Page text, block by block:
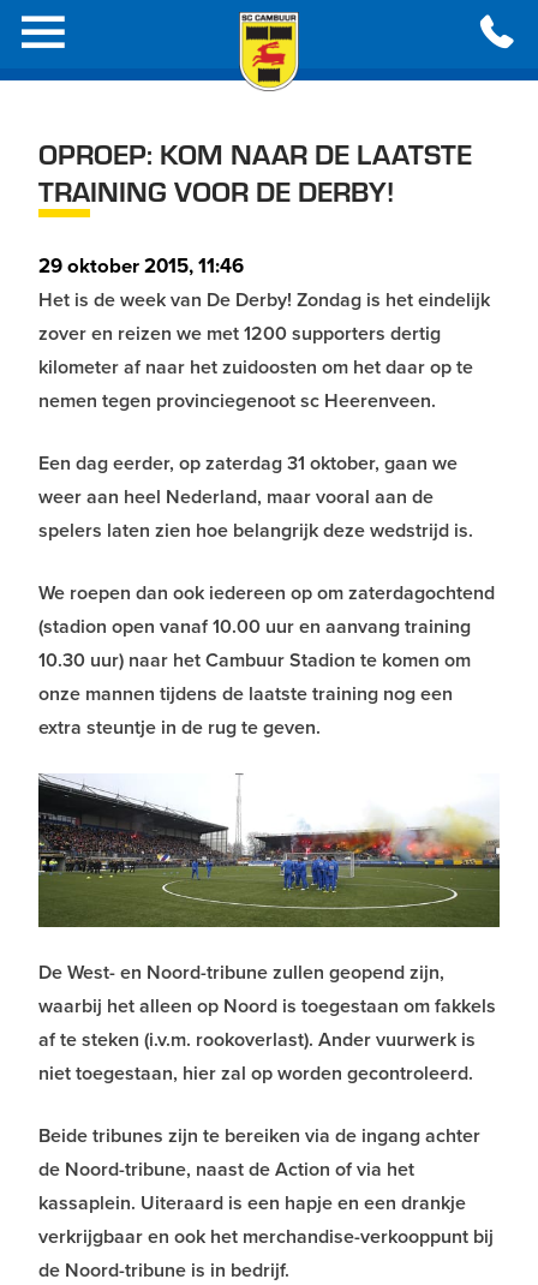
OPROEP: KOM NAAR DE LAATSTE
TRAINING VOOR DE DERBY!
29 oktober 2015, 11:46
Het is de week van De Derby! Zondag is het eindelijk
zover en reizen we met 1200 supporters dertig
kilometer af naar het zuidoosten om het daar op te
nemen tegen provinciegenoot sc Heerenveen.
Een dag eerder, op zaterdag 31 oktober, gaan we
weer aan heel Nederland, maar vooral aan de
spelers laten zien hoe belangrijk deze wedstrijd is.
We roepen dan ook iedereen op om zaterdagochtend
(stadion open vanaf 10.00 uur en aanvang training
10.30 uur) naar het Cambuur Stadion te komen om
onze mannen tijdens de laatste training nog een
extra steuntje in de rug te geven.
De West- en Noord-tribune zullen geopend zijn,
waarbij het alleen op Noord is toegestaan om fakkels
af te steken (i.v.m. rookoverlast). Ander vuurwerk is
niet toegestaan, hier zal op worden gecontroleerd.
Beide tribunes zijn te bereiken via de ingang achter
de Noord-tribune, naast de Action of via het
kassaplein. Uiteraard is een hapje en een drankje
verkrijgbaar en ook het merchandise-verkooppunt bij
de Noord-tribune is in bedrijf.